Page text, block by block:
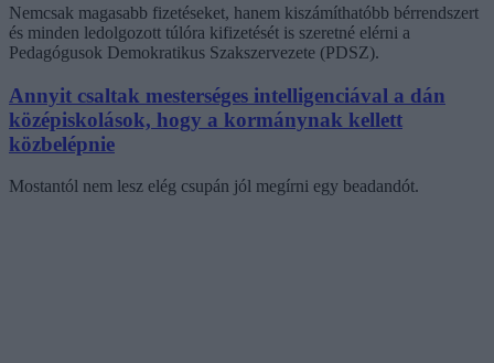
Nemcsak magasabb fizetéseket, hanem kiszámíthatóbb bérrendszert
és minden ledolgozott túlóra kifizetését is szeretné elérni a
Pedagógusok Demokratikus Szakszervezete (PDSZ).
Annyit csaltak mesterséges intelligenciával a dán
középiskolások, hogy a kormánynak kellett
közbelépnie
Mostantól nem lesz elég csupán jól megírni egy beadandót.